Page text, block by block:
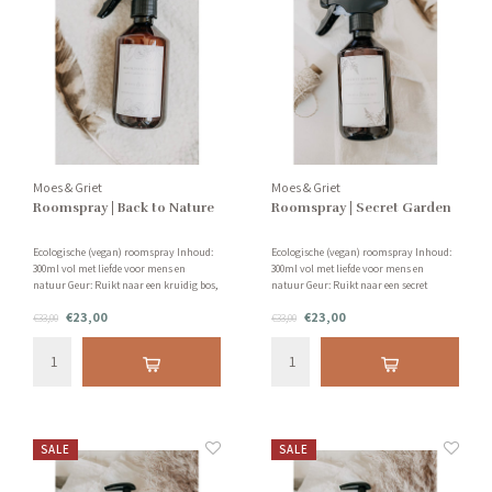
Moes & Griet
Roomspray | Back to Nature
Ecologische (vegan) roomspray Inhoud:
300ml vol met liefde voor mens en
natuur Geur: Ruikt naar een kruidig bos,
€33,00 €23,00
Moes & Griet
Roomspray | Secret Garden
Ecologische (vegan) roomspray Inhoud:
300ml vol met liefde voor mens en
natuur Geur: Ruikt naar een secret
grapefruit en sandelhout!
€33,00 €23,00
SALE SALE